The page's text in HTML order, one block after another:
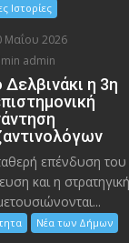
Ιστορίες
Μαΐου 2026
admin
Δελβινάκι η 3η
επένδυση του
και η στρατηγική
Νέα των Δήμων